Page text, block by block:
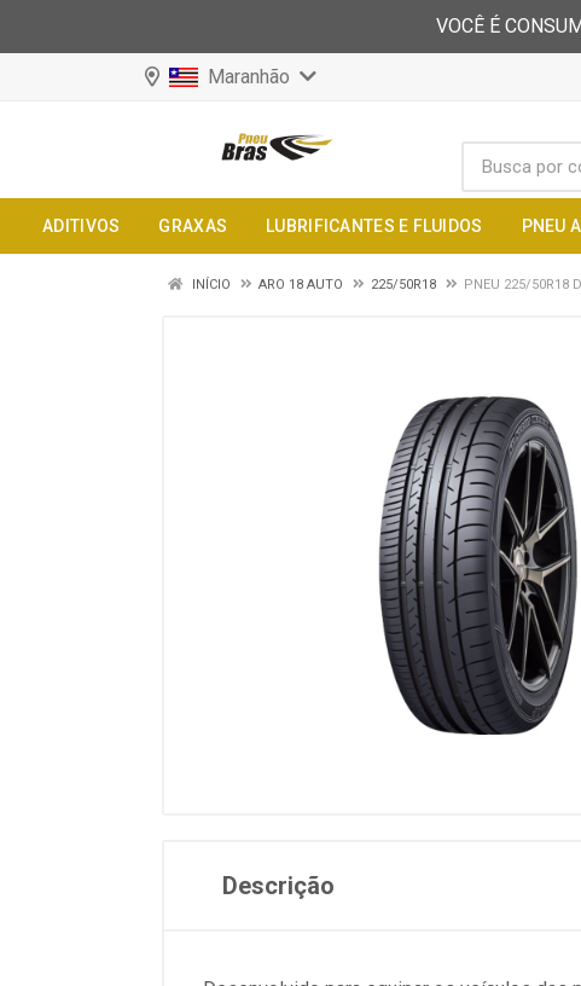
VOCÊ É
Maranhão
ADITIVOS GRAXAS LUBRIFICANTES E FLUIDOS PNEU
INÍCIO ARO 18 AUTO 225/50R18 PNEU 225/50R18
Descrição